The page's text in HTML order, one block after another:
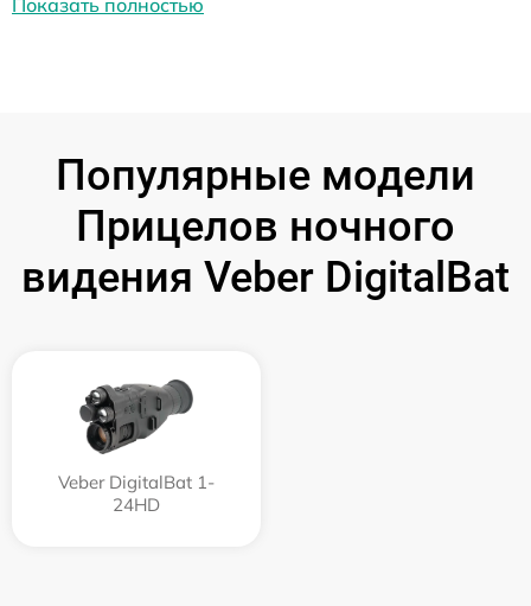
Популярные модели
Прицелов ночного
видения Veber DigitalBat
Veber DigitalBat 1-
24HD